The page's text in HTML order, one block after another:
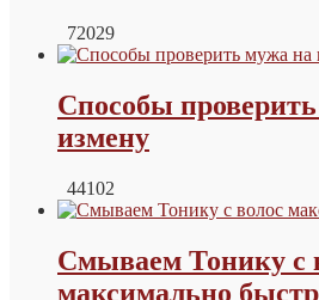
72029
Способы
измену
44102
Смываем Тонику с
максимально